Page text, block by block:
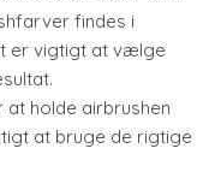
findes i
er vigtigt at vælge
holde airbrushen
at bruge de rigtige